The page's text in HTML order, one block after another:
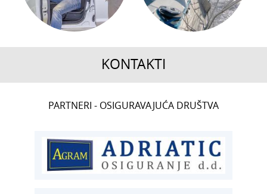
KONTAKTI
ČLANSTVO
PARTNERI - OSIGURAVAJUĆA DRUŠTVA